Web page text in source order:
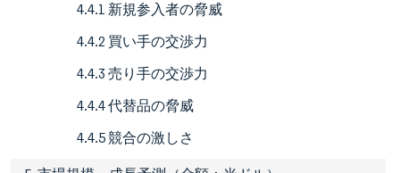
4.4.1 新規参入者の脅威
4.4.2 買い手の交渉力
4.4.3 売り手の交渉力
4.4.4 代替品の脅威
4.4.5 競合の激しさ